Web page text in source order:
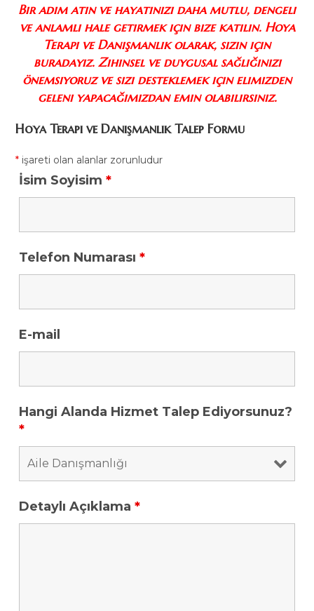
Bir adım atın ve hayatınızı daha mutlu, dengeli
ve anlamlı hale getirmek için bize katılın. Hoya
Terapi ve Danışmanlık olarak, sizin için
buradayız. Zihinsel ve duygusal sağlığınızı
önemsiyoruz ve sizi desteklemek için elimizden
geleni yapacağımızdan emin olabilirsiniz.
Hoya Terapi ve Danışmanlık Talep Formu
* işareti olan alanlar zorunludur
İsim Soyisim*
Telefon Numarası*
E-mail
Hangi Alanda Hizmet Talep Ediyorsunuz?
*
Detaylı Açıklama*